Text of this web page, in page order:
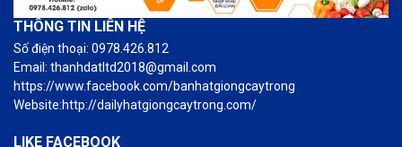
THÔNG TIN LIÊN HỆ
Số điện thoại: 0978.426.812
Email: thanhdatltd2018@gmail.com
https://www.facebook.com/banhatgiongcaytrong
Website:http://dailyhatgiongcaytrong.com/
LIKE FACEBOOK